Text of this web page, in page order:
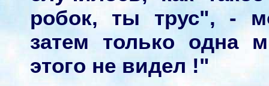
робок, ты трус", -
затем только одна
этого не видел !"